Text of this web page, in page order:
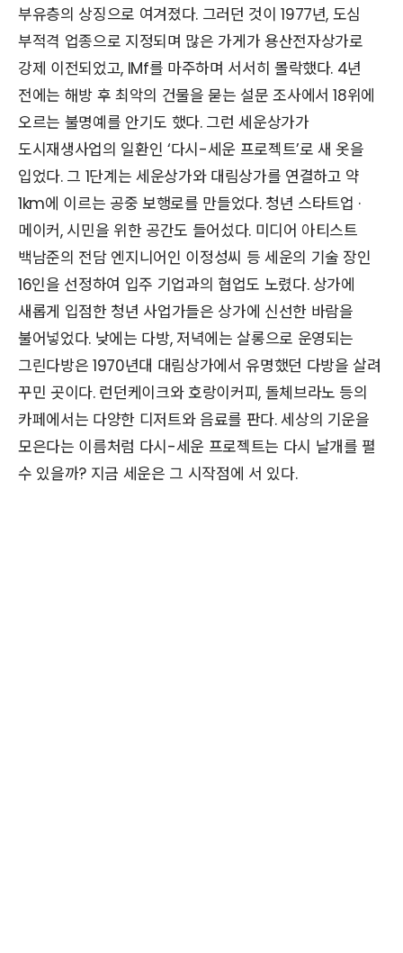
부유층의 상징으로 여겨졌다. 그러던 것이 1977년, 도심
부적격 업종으로 지정되며 많은 가게가 용산전자상가로
강제 이전되었고, IMf를 마주하며 서서히 몰락했다. 4년
전에는 해방 후 최악의 건물을 묻는 설문 조사에서 18위에
오르는 불명예를 안기도 했다. 그런 세운상가가
도시재생사업의 일환인 ‘다시-세운 프로젝트’로 새 옷을
입었다. 그 1단계는 세운상가와 대림상가를 연결하고 약
1km에 이르는 공중 보행로를 만들었다. 청년 스타트업 ·
메이커, 시민을 위한 공간도 들어섰다. 미디어 아티스트
백남준의 전담 엔지니어인 이정성씨 등 세운의 기술 장인
16인을 선정하여 입주 기업과의 협업도 노렸다. 상가에
새롭게 입점한 청년 사업가들은 상가에 신선한 바람을
불어넣었다. 낮에는 다방, 저녁에는 살롱으로 운영되는
그린다방은 1970년대 대림상가에서 유명했던 다방을 살려
꾸민 곳이다. 런던케이크와 호랑이커피, 돌체브라노 등의
카페에서는 다양한 디저트와 음료를 판다. 세상의 기운을
모은다는 이름처럼 다시-세운 프로젝트는 다시 날개를 펼
수 있을까? 지금 세운은 그 시작점에 서 있다.